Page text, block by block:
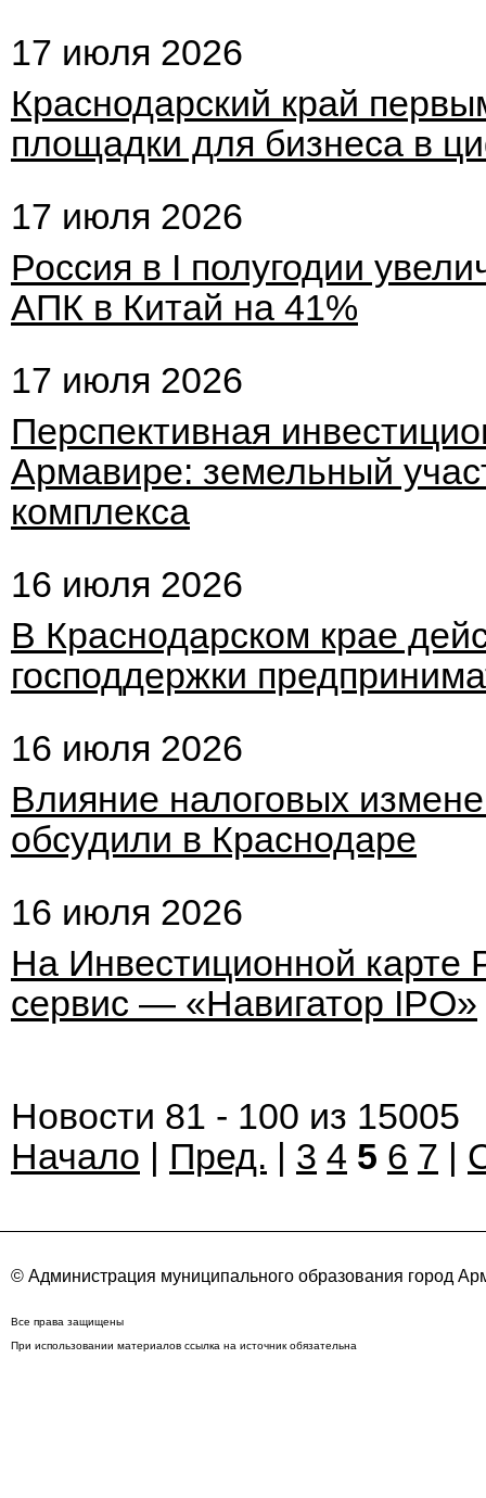
17 июля 2026
Краснодарский край
площадки для бизнеса в
17 июля 2026
Россия в I полугодии
АПК в Китай на 41%
17 июля 2026
Перспективная
Армавире: земельный
комплекса
16 июля 2026
В Краснодарском крае
господдержки
16 июля 2026
Влияние налоговых
обсудили в Краснодаре
16 июля 2026
На Инвестиционной карте
сервис — «Навигатор IPO»
Новости 81 - 100 из 15005
Начало | Пред. | 3 4 5 6 7 |
© Администрация муниципального образования город
Все права защищены
При использовании материалов ссылка на источник обязательна